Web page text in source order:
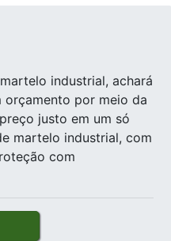
industrial, achará
orçamento por meio da
justo em um só
martelo industrial, com
com